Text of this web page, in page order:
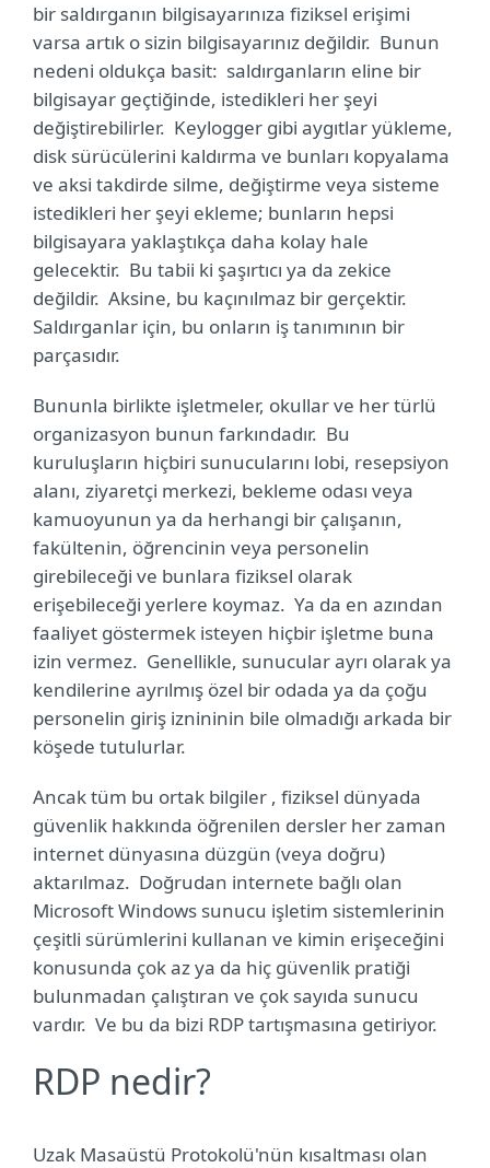
bir saldırganın bilgisayarınıza fiziksel erişimi
varsa artık o sizin bilgisayarınız değildir. Bunun
nedeni oldukça basit: saldırganların eline bir
bilgisayar geçtiğinde, istedikleri her şeyi
değiştirebilirler. Keylogger gibi aygıtlar yükleme,
disk sürücülerini kaldırma ve bunları kopyalama
ve aksi takdirde silme, değiştirme veya sisteme
istedikleri her şeyi ekleme; bunların hepsi
bilgisayara yaklaştıkça daha kolay hale
gelecektir. Bu tabii ki şaşırtıcı ya da zekice
değildir. Aksine, bu kaçınılmaz bir gerçektir.
Saldırganlar için, bu onların iş tanımının bir
parçasıdır.
Bununla birlikte işletmeler, okullar ve her türlü
organizasyon bunun farkındadır. Bu
kuruluşların hiçbiri sunucularını lobi, resepsiyon
alanı, ziyaretçi merkezi, bekleme odası veya
kamuoyunun ya da herhangi bir çalışanın,
fakültenin, öğrencinin veya personelin
girebileceği ve bunlara fiziksel olarak
erişebileceği yerlere koymaz. Ya da en azından
faaliyet göstermek isteyen hiçbir işletme buna
izin vermez. Genellikle, sunucular ayrı olarak ya
kendilerine ayrılmış özel bir odada ya da çoğu
personelin giriş iznininin bile olmadığı arkada bir
köşede tutulurlar.
Ancak tüm bu ortak bilgiler , fiziksel dünyada
güvenlik hakkında öğrenilen dersler her zaman
internet dünyasına düzgün (veya doğru)
aktarılmaz. Doğrudan internete bağlı olan
Microsoft Windows sunucu işletim sistemlerinin
çeşitli sürümlerini kullanan ve kimin erişeceğini
konusunda çok az ya da hiç güvenlik pratiği
bulunmadan çalıştıran ve çok sayıda sunucu
vardır. Ve bu da bizi RDP tartışmasına getiriyor.
RDP nedir?
Uzak Masaüstü Protokolü'nün kısaltması olan